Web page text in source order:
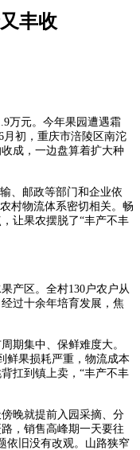
丰收
万元。今年果园遭遇霜
月初，重庆市涪陵区南沱
成，一边盘算着扩大种
、邮政等部门和企业依
村物流体系密切相关。畅
让果农摆脱了“丰产不丰
区。全村130户农户从
过十余年培育发展，焦
集中、保鲜难度大。
鲜果损耗严重，物流成本
扛到镇上卖，“丰产不丰
晚就提前入园采摘、分
，销售高峰期一天要往
依旧没有改观。山路狭窄